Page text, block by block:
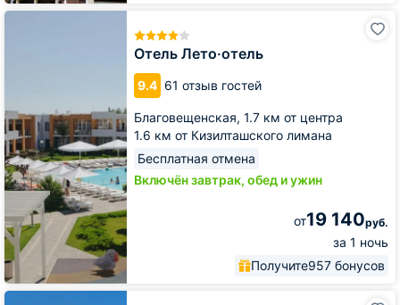
Отель Лето·отель
9.4 61 отзыв гостей
Благовещенская, 1.7 км от центра
1.6 км от Кизилташского лимана
Бесплатная отмена
Включён завтрак, обед и ужин
от19 140руб.
за 1 ночь
Получите957 бонусов
Отель
Гостиница